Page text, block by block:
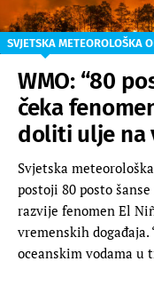
SVJETSKA METEOROLOŠKA
WMO: “80
čeka
doliti ulje na
Svjetska
postoji 80 posto
razvije fenomen El
vremenskih
oceanskim vodama